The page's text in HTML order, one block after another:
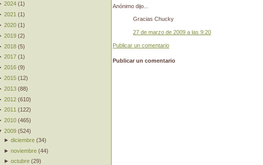
Anónimo dijo...
Gracias Chucky
27 de marzo de 2009 a las 9:20
Publicar un comentario
Publicar un comentario
2024 (1 )
2021 (1)
2020 (1)
2019 (2)
2018 (5)
2017 (1 )
2016 (9)
2015 (12)
2013 (88)
2012 (610)
2011 (122)
2010 (465)
2009 (524)
►diciembre (34)
►noviembre (44)
►octubre (29)